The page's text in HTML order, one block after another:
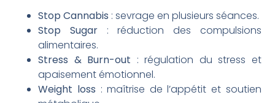
Stop Cannabis : sevrage en plusieurs séances.
Stop Sugar : réduction des compulsions
alimentaires.
Stress & Burn-out : régulation du stress et
apaisement émotionnel.
Weight loss : maîtrise de l’appétit et soutien